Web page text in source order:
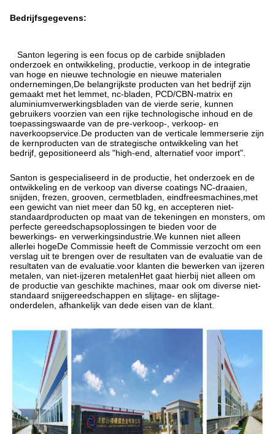
Bedrijfsgegevens:
Santon legering is een focus op de carbide snijbladen
onderzoek en ontwikkeling, productie, verkoop in de integratie
van hoge en nieuwe technologie en nieuwe materialen
ondernemingen,De belangrijkste producten van het bedrijf zijn
gemaakt met het lemmet, nc-bladen, PCD/CBN-matrix en
aluminiumverwerkingsbladen van de vierde serie, kunnen
gebruikers voorzien van een rijke technologische inhoud en de
toepassingswaarde van de pre-verkoop-, verkoop- en
naverkoopservice.De producten van de verticale lemmerserie zijn
de kernproducten van de strategische ontwikkeling van het
bedrijf, gepositioneerd als "high-end, alternatief voor import".
Santon is gespecialiseerd in de productie, het onderzoek en de
ontwikkeling en de verkoop van diverse coatings NC-draaien,
snijden, frezen, grooven, cermetbladen, eindfreesmachines,met
een gewicht van niet meer dan 50 kg, en accepteren niet-
standaardproducten op maat van de tekeningen en monsters, om
perfecte gereedschapsoplossingen te bieden voor de
bewerkings- en verwerkingsindustrie. We kunnen niet alleen
allerlei hogeDe Commissie heeft de Commissie verzocht om een
verslag uit te brengen over de resultaten van de evaluatie van de
resultaten van de evaluatie. voor klanten die bewerken van ijzeren
metalen, van niet-ijzeren metalenHet gaat hierbij niet alleen om
de productie van geschikte machines, maar ook om diverse niet-
standaard snijgereedschappen en slijtage- en slijtage-
onderdelen, afhankelijk van dede eisen van de klant.